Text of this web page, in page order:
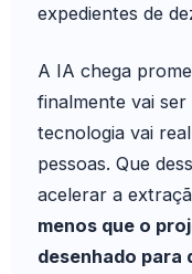
expedientes de
A IA chega
finalmente vai ser
tecnologia vai
pessoas. Que
acelerar a
menos que o
desenhado para